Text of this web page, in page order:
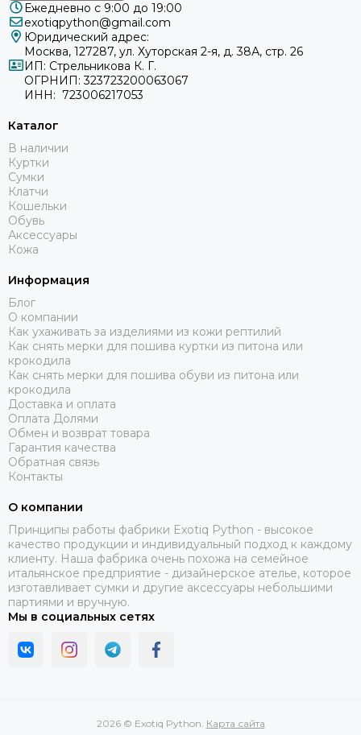
Ежедневно с 9:00 до 19:00
exotiqpython@gmail.com
Юридический адрес:
Москва, 127287, ул. Хуторская 2-я, д. 38А, стр. 26
ИП: Стрельникова К. Г.
ОГРНИП: 323723200063067
ИНН: 723006217053
Каталог
В наличии
Куртки
Сумки
Клатчи
Кошельки
Обувь
Аксессуары
Кожа
Информация
Блог
О компании
Как ухаживать за изделиями из кожи рептилий
Как снять мерки для пошива куртки из питона или
крокодила
Как снять мерки для пошива обуви из питона или
крокодила
Доставка и оплата
Оплата Долями
Обмен и возврат товара
Гарантия качества
Обратная связь
Контакты
О компании
Принципы работы фабрики Exotiq Python - высокое
качество продукции и индивидуальный подход к каждому
клиенту. Наша фабрика очень похожа на семейное
итальянское предприятие - дизайнерское ателье, которое
изготавливает сумки и другие аксессуары небольшими
партиями и вручную.
Мы в социальных сетях
2026 © Exotiq Python. Карта сайта